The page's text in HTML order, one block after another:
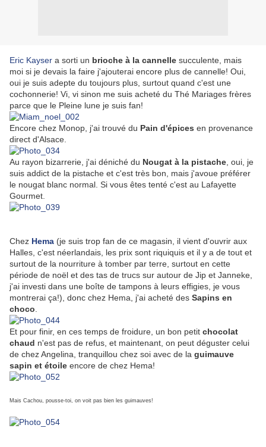
Eric Kayser a sorti un brioche à la cannelle succulente, mais
moi si je devais la faire j'ajouterai encore plus de cannelle! Oui,
oui je suis adepte du toujours plus, surtout quand c'est une
cochonnerie! Vi, vi sinon me suis acheté du Thé Mariages frères
parce que le Pleine lune je suis fan!
Encore chez Monop, j'ai trouvé du Pain d'épices en provenance
direct d'Alsace.
Au rayon bizarrerie, j'ai déniché du Nougat à la pistache , oui, je
suis addict de la pistache et c'est très bon, mais j'avoue préférer
le nougat blanc normal. Si vous êtes tenté c'est au Lafayette
Gourmet.
Chez Hema (je suis trop fan de ce magasin, il vient d'ouvrir aux
Halles, c'est néerlandais, les prix sont riquiquis et il y a de tout et
surtout de la nourriture à tomber par terre, surtout en cette
période de noël et des tas de trucs sur autour de Jip et Janneke,
j'ai investi dans une boîte de tampons à leurs effigies, je vous
montrerai ça!), donc chez Hema, j'ai acheté des Sapins en
choco
Et pour finir, en ces temps de froidure, un bon petit chocolat
chaud n'est pas de refus, et maintenant, on peut déguster celui
de chez Angelina, tranquillou chez soi avec de la guimauve
sapin et étoile encore de chez Hema!
Mais Cachou, pousse-toi, on voit pas bien les guimauves!